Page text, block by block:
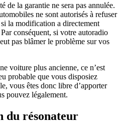
de la garantie ne sera pas annulée.
ne sont autorisés à refuser
la modification a directement
conséquent, si votre autoradio
pas blâmer le problème sur vos
voiture plus ancienne, ce n’est
probable que vous disposiez
vous êtes donc libre d’apporter
pouvez légalement.
du résonateur